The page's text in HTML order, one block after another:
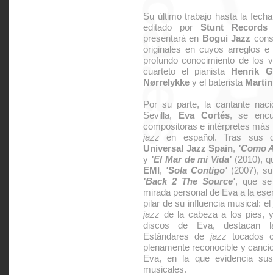
Su último trabajo hasta la
editado porStunt Records
presentará en Bogui Jazz
originales en cuyos arreglos
profundo conocimiento de los
cuarteto el pianista Henrik
Nørrelykke y el baterista
Por su parte, la cantante
Sevilla, Eva Cortés, se
compositoras e intérpretes
jazz en español. Tras sus
Universal Jazz Spain, 'Como
y 'El Mar de mi Vida' (2010),
EMI, 'Sola Contigo' (2007),
'Back 2 The Source', que
mirada personal de Eva a la
pilar de su influencia musical: el
jazz de la cabeza a los pies,
discos de Eva, destacan
Estándares de jazz tocados
plenamente reconocible y
Eva, en la que evidencia
musicales.